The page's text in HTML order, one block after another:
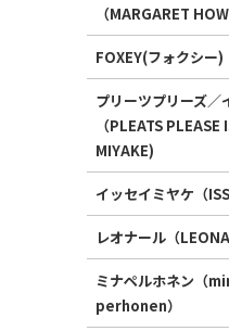
（MARGARET
FOXEY(フォクシー)
プリーツプリーズ／
（PLEATS PLEASE
MIYAKE)
イッセイミヤケ（
レオナール（
ミナペルホネン（
perhonen）